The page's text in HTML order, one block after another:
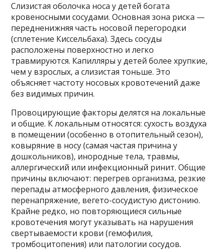
Слизистая оболочка носа у детей богата
кровеносными сосудами. Основная зона риска —
передненижняя часть носовой перегородки
(сплетение Киссельбаха). Здесь сосуды
расположены поверхностно и легко
травмируются. Капилляры у детей более хрупкие,
чем у взрослых, а слизистая тоньше. Это
объясняет частоту носовых кровотечений даже
без видимых причин.
Провоцирующие факторы делятся на локальные
и общие. К локальным относятся: сухость воздуха
в помещении (особенно в отопительный сезон),
ковыряние в носу (самая частая причина у
дошкольников), инородные тела, травмы,
аллергический или инфекционный ринит. Общие
причины включают: перегрев организма, резкие
перепады атмосферного давления, физическое
перенапряжение, вегето-сосудистую дистонию.
Крайне редко, но повторяющиеся сильные
кровотечения могут указывать на нарушения
свертываемости крови (гемофилия,
тромбоцитопения) или патологии сосудов.